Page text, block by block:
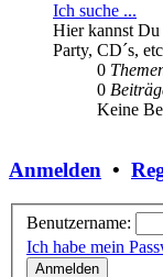
Ich suche ...
Hier kannst Du
Party, CD´s,
0
0
Keine
Anmelden •
Benutzername:
Ich habe mein